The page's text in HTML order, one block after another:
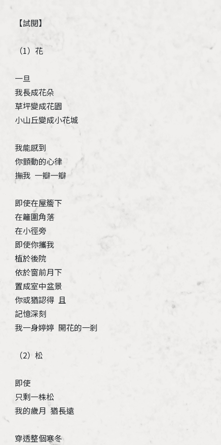
【試閱】
（1）花
一旦
我長成花朵
草坪變成花園
小山丘變成小花城
我能感到
你顫動的心律
撫我 一瓣一瓣
即使在屋簷下
在籬圍角落
在小徑旁
即使你攜我
植於後院
依於窗前月下
置成室中盆景
你或猶認得 且
記憶深刻
我一身婷婷 開花的一剎
（2）松
即使
只剩一株松
我的歲月 猶長遠
穿透整個寒冬